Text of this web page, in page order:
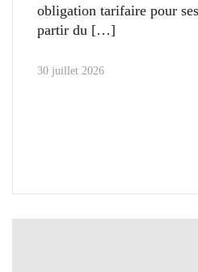
obligation tarifaire pour
partir du
30 juillet 2026